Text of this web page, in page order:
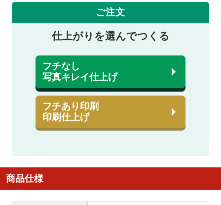
ご注文
仕上がりを選んでつくる
フチなし
写真キレイ仕上げ
フチあり印刷
印刷仕上げ
商品仕様